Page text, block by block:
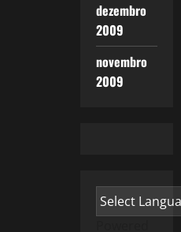
dezembro
2009
novembro
2009